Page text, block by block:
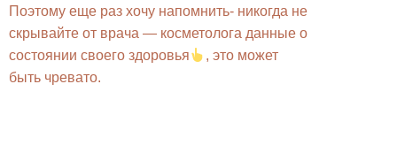
Поэтому еще раз хочу напомнить- никогда не
скрывайте от врача — косметолога данные о
состоянии своего здоровья
, это может
быть чревато.